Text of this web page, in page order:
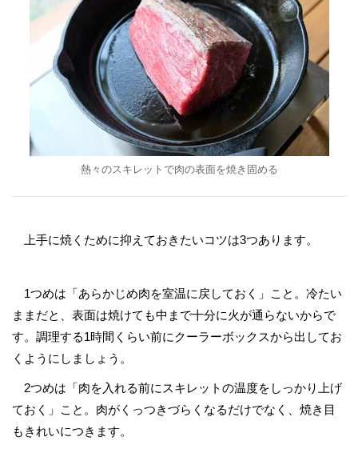
熱々のスキレットで肉の表面を焼き固める
上手に焼くために抑えておきたいコツは3つあります。
1つめは「あらかじめ肉を室温に戻しておく」こと。冷たい
ままだと、表面は焼けても中まで十分に火が通らないからで
す。調理する1時間くらい前にクーラーボックスから出してお
くようにしましょう。
2つめは「肉を入れる前にスキレットの温度をしっかり上げ
ておく」こと。肉がくっつきづらくなるだけでなく、焼き目
もきれいにつきます。